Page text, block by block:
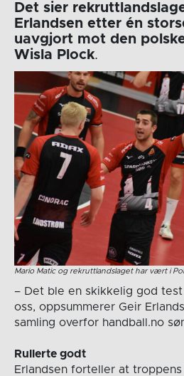
Det sier
Erlandsen etter én
uavgjort mot den
Wisla Plock.
Mario Matic og rekruttlandslaget har vært i
– Det ble en skikkelig god
oss, oppsummerer Geir
samling overfor handball.no
Rullerte godt
Erlandsen forteller at